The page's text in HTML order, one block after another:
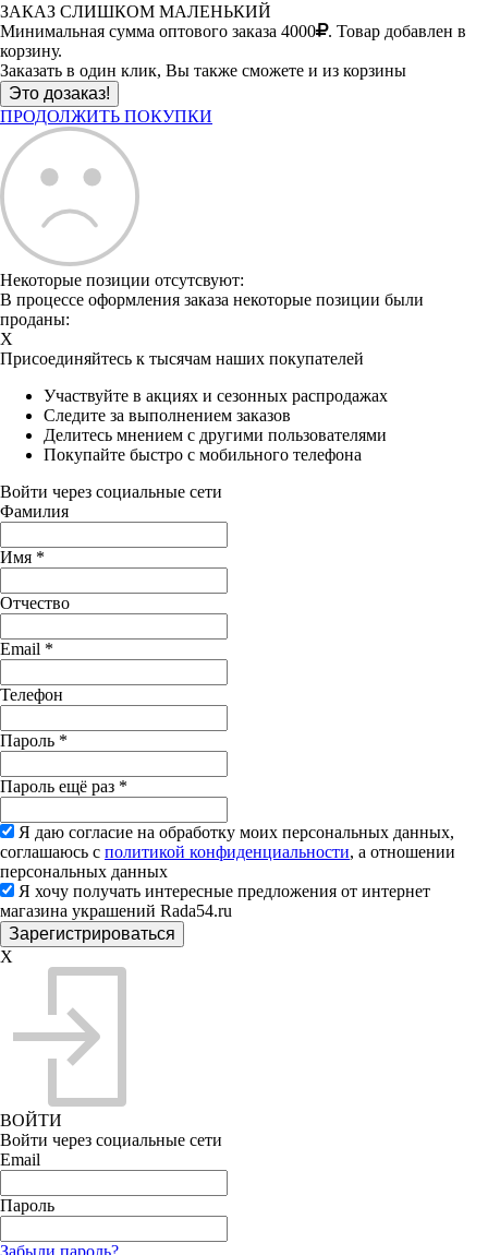
ЗАКАЗ СЛИШКОМ МАЛЕНЬКИЙ
Минимальная сумма оптового заказа 4000
. Товар добавлен в
корзину.
Заказать в один клик, Вы также сможете и из корзины
ПРОДОЛЖИТЬ ПОКУПКИ
Некоторые позиции отсутсвуют:
В процессе оформления заказа некоторые позиции были
проданы:
X
Присоединяйтесь к тысячам наших покупателей
Участвуйте в акциях и сезонных распродажах
Следите за выполнением заказов
Делитесь мнением с другими пользователями
Покупайте быстро с мобильного телефона
Войти через социальные сети
Фамилия
Имя *
Отчество
Email *
Телефон
Пароль *
Пароль ещё раз *
Я даю согласие на обработку моих персональных данных,
соглашаюсь с политикой конфиденциальности, а отношении
персональных данных
Я хочу получать интересные предложения от интернет
магазина украшений Rada54.ru
X
ВОЙТИ
Войти через социальные сети
Email
Пароль
Забыли пароль?